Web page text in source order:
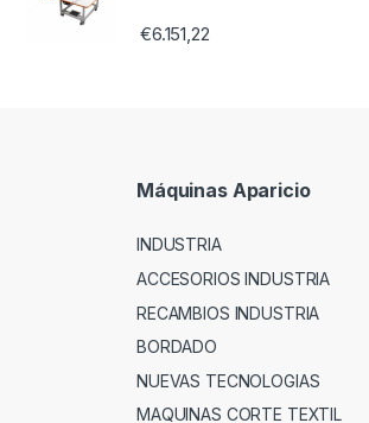
€6.151,22
Máquinas Aparicio
INDUSTRIA
ACCESORIOS INDUSTRIA
RECAMBIOS INDUSTRIA
BORDADO
NUEVAS TECNOLOGIAS
MAQUINAS CORTE TEXTIL